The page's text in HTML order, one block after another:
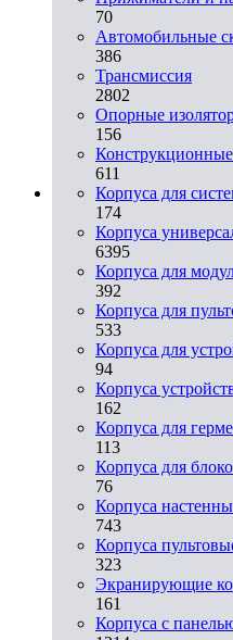
70
Автомобильные
386
Трансмиссия
2802
Опорные
156
611
Корпуса для
174
Корпуса
6395
Корпуса для
392
Корпуса для
533
Корпуса для
94
Корпуса
162
Корпуса для
113
Корпуса для
76
Корпуса
743
Корпуса
323
Экранирующие
161
Корпуса с